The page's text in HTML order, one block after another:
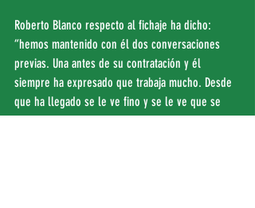
Roberto Blanco respecto al fichaje ha dicho:
“hemos mantenido con él dos conversaciones
previas. Una antes de su contratación y él
siempre ha expresado que trabaja mucho. Desde
que ha llegado se le ve fino y se le ve que se
preocupa mucho de cuidarse. Y le reconocía el